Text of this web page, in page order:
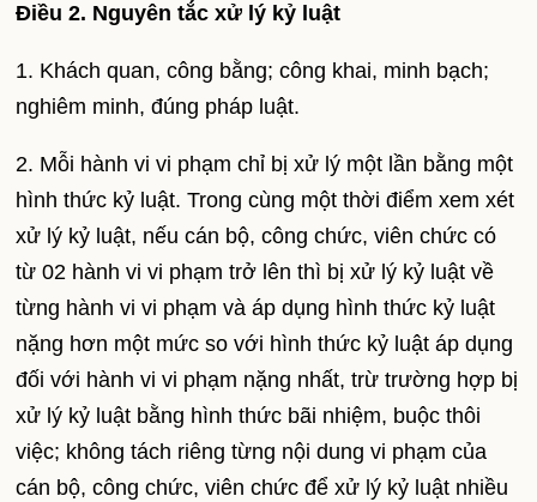
Điều 2. Nguyên tắc xử lý kỷ luật
1. Khách quan, công bằng; công khai, minh bạch;
nghiêm minh, đúng pháp luật.
2. Mỗi hành vi vi phạm chỉ bị xử lý một lần bằng một
hình thức kỷ luật. Trong cùng một thời điểm xem xét
xử lý kỷ luật, nếu cán bộ, công chức, viên chức có
từ 02 hành vi vi phạm trở lên thì bị xử lý kỷ luật về
từng hành vi vi phạm và áp dụng hình thức kỷ luật
nặng hơn một mức so với hình thức kỷ luật áp dụng
đối với hành vi vi phạm nặng nhất, trừ trường hợp bị
xử lý kỷ luật bằng hình thức bãi nhiệm, buộc thôi
việc; không tách riêng từng nội dung vi phạm của
cán bộ, công chức, viên chức để xử lý kỷ luật nhiều